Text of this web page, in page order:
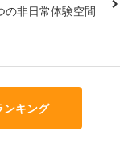
の非日常体験空間
ンキング